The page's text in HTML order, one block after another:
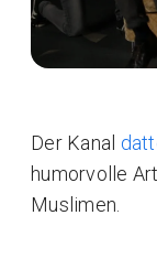
Der Kanal
humorvolle
Muslimen.